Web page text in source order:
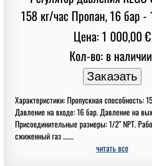
Цена: 1 000,00 €
Кол-во: в
Характеристики: Пропускная способность:
Давление на входе: 16 бар. Давление на
Присоединительные размеры: 1/2" NPT.
сжиженный газ .......
читать все